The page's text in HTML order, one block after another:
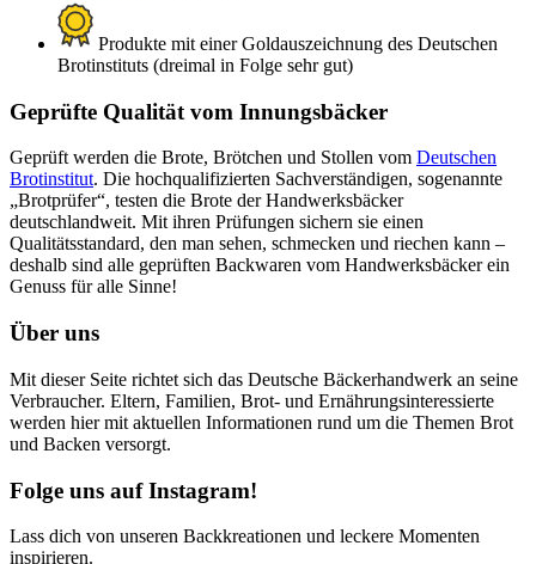
Produkte mit einer Goldauszeichnung des Deutschen
Brotinstituts (dreimal in Folge sehr gut)
Geprüfte Qualität vom Innungsbäcker
Geprüft werden die Brote, Brötchen und Stollen vom Deutschen
Brotinstitut. Die hochqualifizierten Sachverständigen, sogenannte
„Brotprüfer“, testen die Brote der Handwerksbäcker
deutschlandweit. Mit ihren Prüfungen sichern sie einen
Qualitätsstandard, den man sehen, schmecken und riechen kann –
deshalb sind alle geprüften Backwaren vom Handwerksbäcker ein
Genuss für alle Sinne!
Über uns
Mit dieser Seite richtet sich das Deutsche Bäckerhandwerk an seine
Verbraucher. Eltern, Familien, Brot- und Ernährungsinteressierte
werden hier mit aktuellen Informationen rund um die Themen Brot
und Backen versorgt.
Folge uns auf Instagram!
Lass dich von unseren Backkreationen und leckere Momenten
inspirieren.